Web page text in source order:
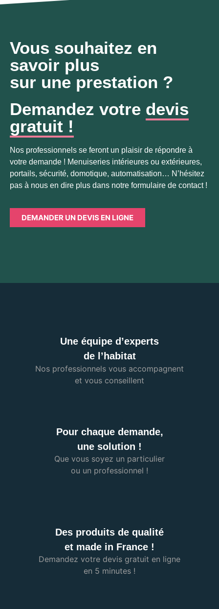
Vous souhaitez en
savoir plus
sur une prestation ?
Demandez votre devis
gratuit !
Nos professionnels se feront un plaisir de répondre à
votre demande ! Menuiseries intérieures ou extérieures,
portails, sécurité, domotique, automatisation… N’hésitez
pas à nous en dire plus dans notre formulaire de contact !
DEMANDER UN DEVIS EN LIGNE
Une équipe d’experts
de l’habitat
Nos professionnels vous accompagnent
et vous conseillent
Pour chaque demande,
une solution !
Que vous soyez un particulier
ou un professionnel !
Des produits de qualité
et made in France !
Demandez votre devis gratuit en ligne
en 5 minutes !